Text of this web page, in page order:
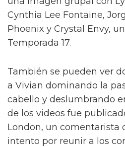
Cynthia Lee Fontaine,
Phoenix y Crystal Envy,
Temporada 17.
También se pueden ver
a Vivian dominando la
cabello y deslumbrando
de los videos fue
London, un comentarista
intento por reunir a los